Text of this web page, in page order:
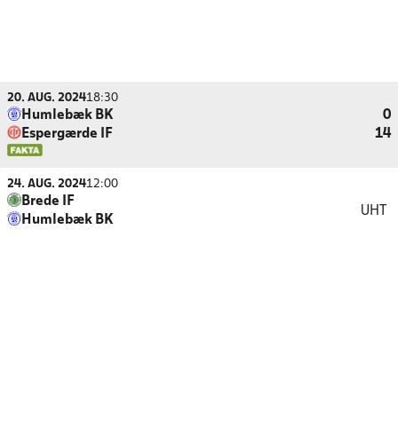
20. AUG. 202418:30
Humlebæk BK
0
Espergærde IF
14
24. AUG. 202412:00
Brede IF
Humlebæk BK
UHT